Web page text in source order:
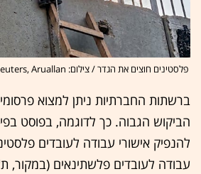
פלסטינים חוצים את הגדר / צילום: Reuters, Aruallan
ברשתות החברתיות ניתן למצוא
הביקוש הגבוה. כך לדוגמה, בפוסט
להנפיק אישורי עבודה לעובדים
עבודה לעובדים פלשתינאים (במקור,